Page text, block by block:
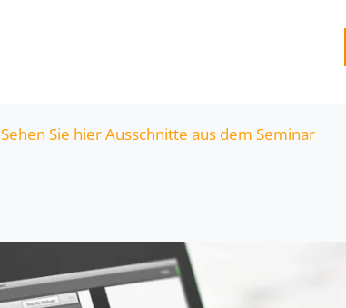
Sehen Sie hier Ausschnitte aus dem Seminar